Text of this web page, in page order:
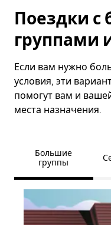
Поездки
группами
Если вам нужно
условия, эти
помогут вам и
места назначения.
Большие
группы